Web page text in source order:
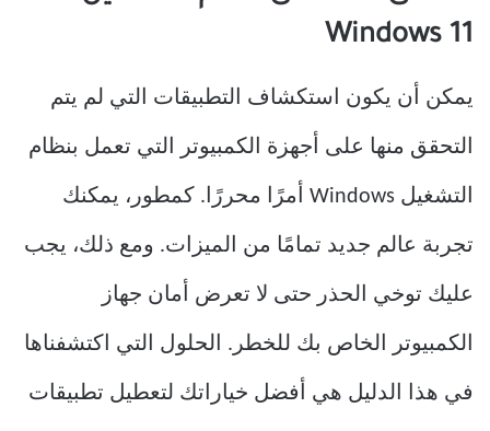
Windows 11
يمكن أن يكون استكشاف التطبيقات التي لم يتم
التحقق منها على أجهزة الكمبيوتر التي تعمل بنظام
التشغيل Windows أمرًا محررًا. كمطور، يمكنك
تجربة عالم جديد تمامًا من الميزات. ومع ذلك، يجب
عليك توخي الحذر حتى لا تعرض أمان جهاز
الكمبيوتر الخاص بك للخطر. الحلول التي اكتشفناها
في هذا الدليل هي أفضل خياراتك لتعطيل تطبيقات